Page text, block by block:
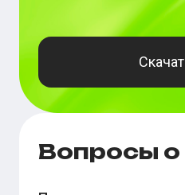
Вопросы о